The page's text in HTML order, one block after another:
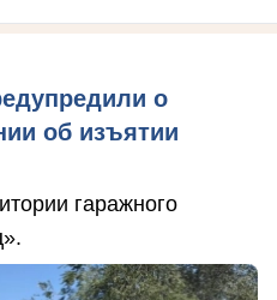
о
об изъятии
гаражного